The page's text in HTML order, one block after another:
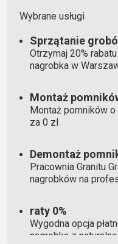
Wybrane usługi
Sprzątanie
Otrzymaj 20%
nagrobka w
Montaż
Montaż pomników
za 0 zl
Demontaż
Pracownia Granitu
nagrobków na
raty 0%
Wygodna opcja
nagrobka z